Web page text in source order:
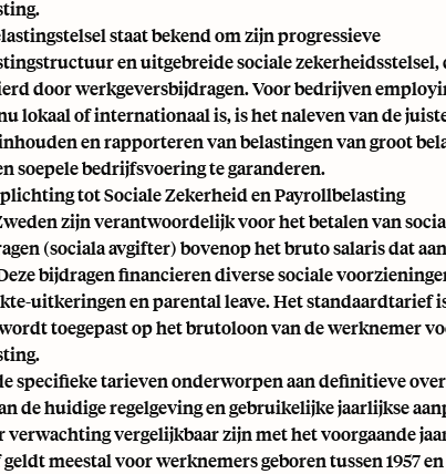
staat bekend om zijn progressieve
en uitgebreide sociale zekerheidsstelsel,
door werkgeversbijdragen. Voor bedrijven
lokaal of internationaal is, is het naleven van de
en rapporteren van belastingen van groot
soepele bedrijfsvoering te garanderen.
tot Sociale Zekerheid en Payrollbelasting
zijn verantwoordelijk voor het betalen van
(sociala avgifter) bovenop het bruto salaris dat
bijdragen financieren diverse sociale
uitkeringen enparental leave. Het standaardtarief
toegepast op het brutoloon van de werknemer
specifieke tarieven onderworpen aan definitieve
de huidige regelgeving en gebruikelijke jaarlijkse
verwachting vergelijkbaar zijn met het voorgaande
meestal voor werknemers geboren tussen 1957